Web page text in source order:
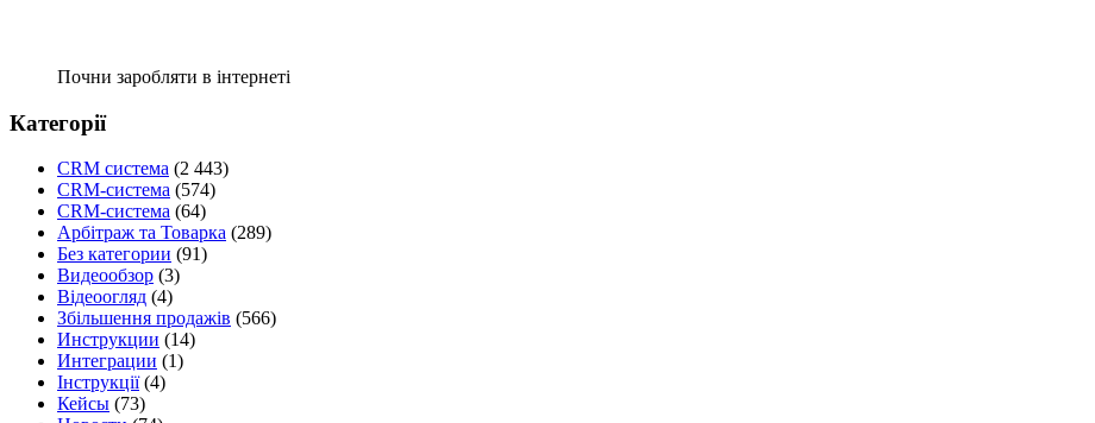
Почни заробляти в інтернеті
Категорії
CRM система (2 443)
CRM-система (574)
CRM-система (64)
Арбітраж та Товарка (289)
Без категории (91)
Видеообзор (3)
Відеоогляд (4)
Збільшення продажів (566)
Инструкции (14)
Интеграции (1)
Інструкції(4)
Кейсы (73)